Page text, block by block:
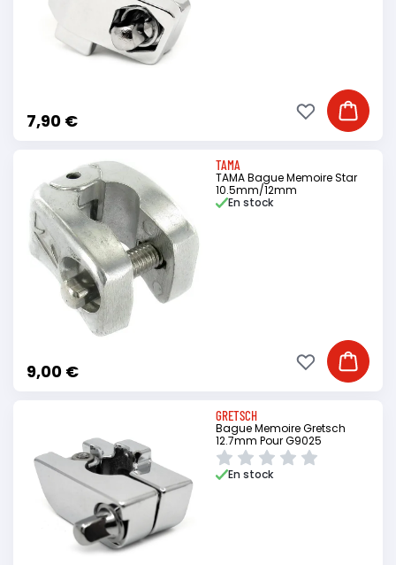
7,90 € Ajouter
Ajouter à ma
TAMA
TAMA Bague Memoire Star
10.5mm/12mm
9,00 €
En stock
Ajouter
Ajouter à ma
GRETSCH
Bague Memoire Gretsch
12.7mm Pour G9025
En stock